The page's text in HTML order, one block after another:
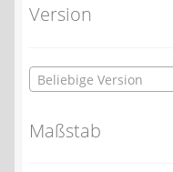
Version
Beliebige Version
Maßstab